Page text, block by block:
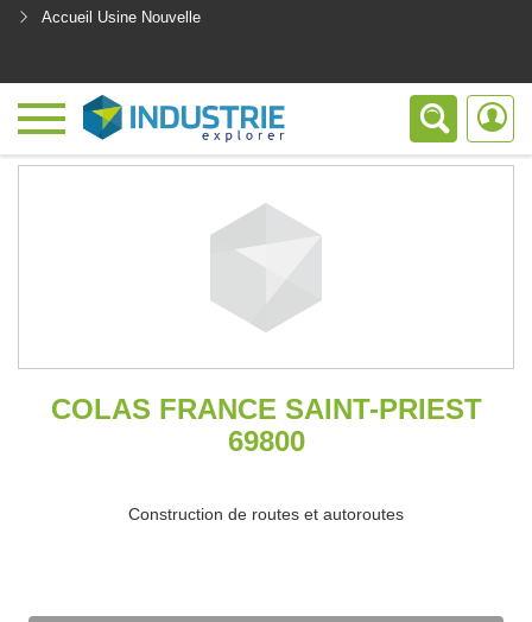
Accueil Usine Nouvelle
COLAS FRANCE SAINT-PRIEST
69800
Construction de routes et autoroutes